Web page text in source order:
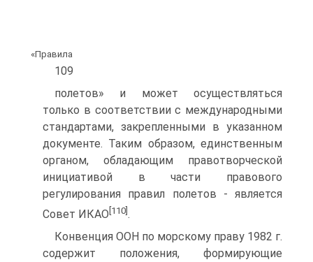
«Правила
109
полетов» и может осуществляться
только в соответствии с международными
стандартами, закрепленными в указанном
документе. Таким образом, единственным
органом, обладающим правотворческой
инициативой в части правового
регулирования правил полетов - является
Совет ИКАО [110].
Конвенция ООН по морскому праву 1982 г.
содержит положения, формирующие